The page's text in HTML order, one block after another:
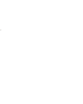
.